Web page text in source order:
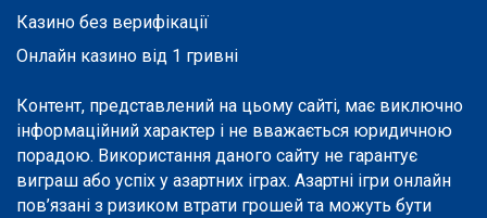
Казино без верифікації
Онлайн казино від 1 гривні
Контент, представлений на цьому сайті, має виключно
інформаційний характер і не вважається юридичною
порадою. Використання даного сайту не гарантує
виграш або успіх у азартних іграх. Азартні ігри онлайн
пов’язані з ризиком втрати грошей та можуть бути